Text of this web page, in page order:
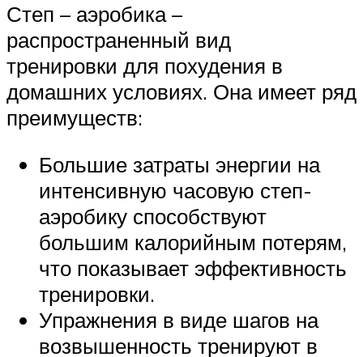
Степ – аэробика –
распространенный вид
тренировки для похудения в
домашних условиях. Она имеет ряд
преимуществ:
Большие затраты энергии на
интенсивную часовую степ-
аэробику способствуют
большим калорийным потерям,
что показывает эффективность
тренировки.
Упражнения в виде шагов на
возвышенность тренируют в